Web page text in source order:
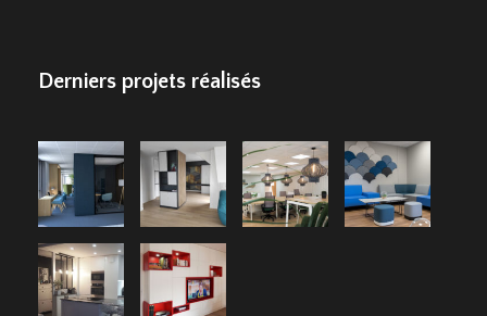
Derniers projets réalisés